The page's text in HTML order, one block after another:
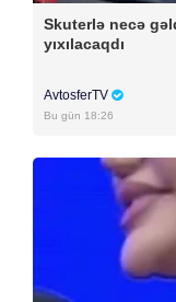
Skuterlə necə
yıxılacaqdı
AvtosferTV
Bu gün 18:26